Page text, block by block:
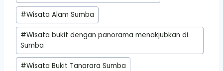
#Wisata Alam Sumba
#Wisata bukit dengan panorama menakjubkan di
Sumba
#Wisata Bukit Tanarara Sumba